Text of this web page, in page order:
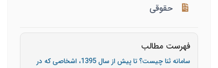
حقوقی
فهرست مطالب
سامانه ثنا چیست؟ تا پیش از سال 1395، اشخاصی که در